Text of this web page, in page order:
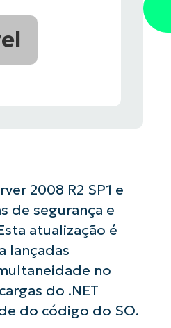
2008 R2 SP1 e
de segurança e
atualização é
lançadas
no
do .NET
do código do SO.